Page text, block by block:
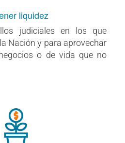
liquidez
judiciales en los que
Nación y para aprovechar
o de vida que no